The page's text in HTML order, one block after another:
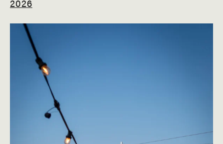
2026